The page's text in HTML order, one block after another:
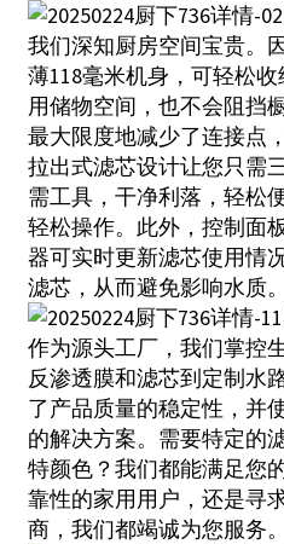
我们深知厨房空间宝贵。
薄118毫米机身，可轻松
用储物空间，也不会阻挡
最大限度地减少了连接点
拉出式滤芯设计让您只需
需工具，干净利落，轻松
轻松操作。此外，控制面
器可实时更新滤芯使用情
滤芯，从而避免影响水质。
作为源头工厂，我们掌控
反渗透膜和滤芯到定制水
了产品质量的稳定性，并
的解决方案。需要特定的
特颜色？我们都能满足您
靠性的家用用户，还是寻
商，我们都竭诚为您服务。